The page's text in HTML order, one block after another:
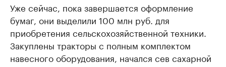
Уже сейчас, пока завершается оформление
бумаг, они выделили 100 млн руб. для
приобретения сельскохозяйственной техники.
Закуплены тракторы с полным комплектом
навесного оборудования, начался сев сахарной